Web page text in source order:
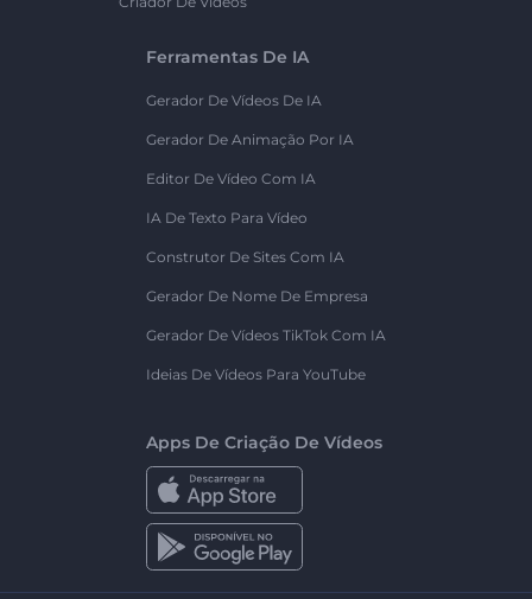
Ferramentas De IA
Gerador De Vídeos De IA
Gerador De Animação Por IA
Editor De Vídeo Com IA
IA De Texto Para Vídeo
Construtor De Sites Com IA
Gerador De Nome De Empresa
Gerador De Vídeos TikTok Com IA
Ideias De Vídeos Para YouTube
Apps De Criação De Vídeos